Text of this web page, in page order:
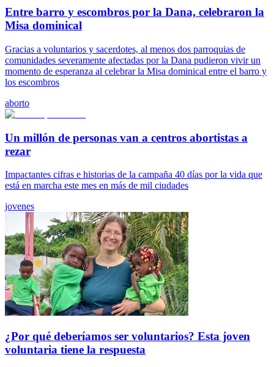
Entre barro y escombros por la Dana, celebraron la
Misa dominical
Gracias a voluntarios y sacerdotes, al menos dos parroquias de
comunidades severamente afectadas por la Dana pudieron vivir un
momento de esperanza al celebrar la Misa dominical entre el barro y
los escombros
aborto
Un millón de personas van a centros abortistas a
rezar
Impactantes cifras e historias de la campaña 40 días por la vida que
está en marcha este mes en más de mil ciudades
jovenes
¿Por qué deberíamos ser voluntarios? Esta joven
voluntaria tiene la respuesta